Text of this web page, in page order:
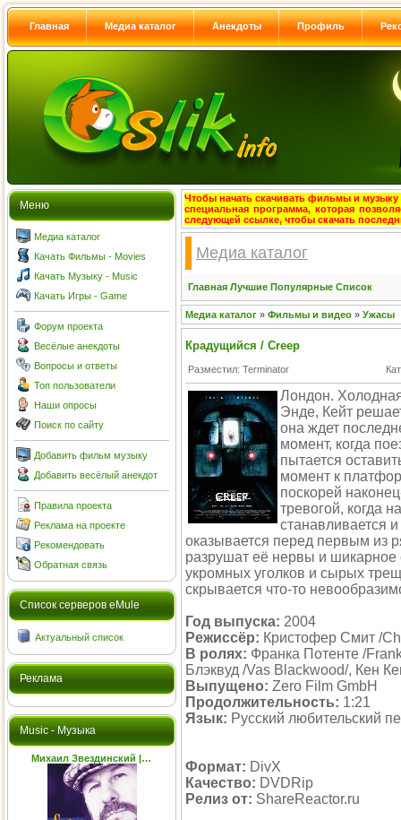
Главная Медиа каталог Анекдоты Профиль
Меню
Медиа каталог
Качать Фильмы - Movies
Качать Музыку - Music
Качать Игры - Game
Форум проекта
Весёлые анекдоты
Вопросы и ответы
Топ пользователи
Наши опросы
Поиск по сайту
Добавить фильм музыку
Добавить весёлый анекдот
Правила проекта
Реклама на проекте
Рекомендовать
Обратная связь
Cписок серверов eMule
Актуальный список
Реклама
Music - Музыка
Михаил Звездинский |…
Чтобы начать скачивать фильмы и музыку
специальная программа, которая
следующей ссылке, чтобы скачать
Медиа каталог
Главная Лучшие Популярные Список
Медиа каталог » Фильмы и видео » Ужасы
Крадущийся / Creep
Разместил: Terminator
Лондон.
Энде, Кейт
она ждет
момент, когда
пытается
момент к
поскорей
тревогой, когда
станавливается
оказывается перед первым из
разрушат её нервы и
укромных уголков и сырых
скрывается что-то
Год выпуска: 2004
Режиссёр: Кристофер Смит /
В ролях: Франка Потенте /
Блэквуд /Vas Blackwood/, Кен
Выпущено: Zero Film GmbH
Продолжительность: 1:21
Язык: Русский любительский
Формат: DivX
Качество: DVDRip
Релиз от: ShareReactor.ru